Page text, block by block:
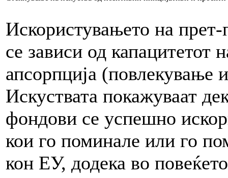
Искористувањето на
се зависи од капацитетот
апсорпција (повлекување
Искуствата покажуваат
фондови се успешно
кои го поминале или го
кон ЕУ, додека во